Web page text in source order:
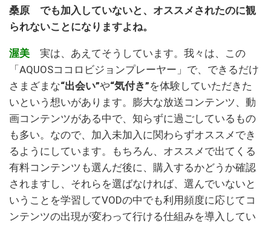
桑原 でも加入していないと、オススメされたのに観
られないことになりますよね。
渥美 実は、あえてそうしています。我々は、この
「AQUOSココロビジョンプレーヤー」で、できるだけ
さまざまな“出会い”や“気付き”を体験していただきた
いという想いがあります。膨大な放送コンテンツ、動
画コンテンツがある中で、知らずに過ごしているもの
も多い。なので、加入未加入に関わらずオススメでき
るようにしています。もちろん、オススメで出てくる
有料コンテンツも選んだ後に、購入するかどうか確認
されますし、それらを選ばなければ、選んでいないと
いうことを学習してVODの中でも利用頻度に応じてコ
ンテンツの出現が変わって行ける仕組みを導入してい